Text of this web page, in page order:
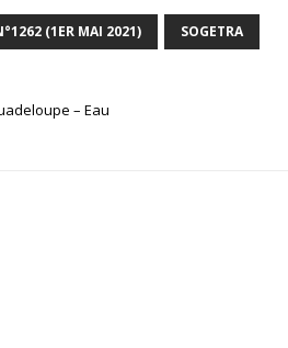
(1ER MAI 2021) SOGETRA
– Eau